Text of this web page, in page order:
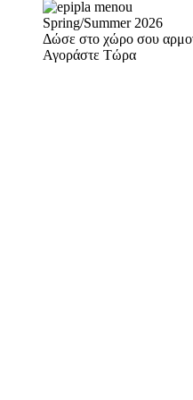
Spring/Summer 2026
Δώσε στο χώρο σου
Αγοράστε Τώρα